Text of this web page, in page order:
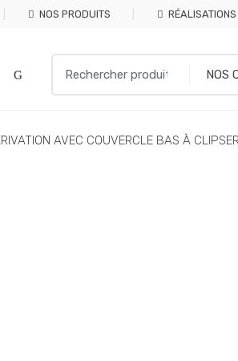
NOS PRODUITS RÉALISATIONS
for:
AVEC COUVERCLE BAS À